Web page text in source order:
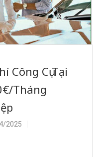
Công Cụ Tại
Tháng
2025